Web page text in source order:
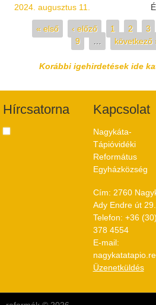
2024. augusztus 11.
Oldalak
« első ‹ előző 1 2 3
9
következő
Korábbi igehirdetések ide
Hírcsatorna Kapcsolat
Nagykáta-
Tápióvidéki
Református
Egyházközség
Cím: 2760
Ady Endre út 29.
Telefon: +36 (30)
378 4554
E-mail:
Üzenetküldés